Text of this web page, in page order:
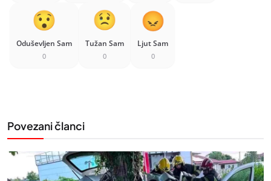
Oduševljen Sam
0
Tužan Sam
0
Ljut Sam
0
Povezani članci